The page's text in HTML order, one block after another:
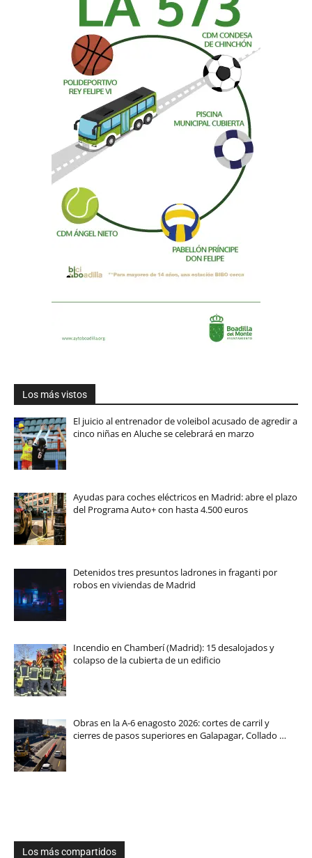
Los más vistos
El juicio al entrenador de voleibol acusado de agredir a
cinco niñas en Aluche se celebrará en marzo
Ayudas para coches eléctricos en Madrid: abre el plazo
del Programa Auto+ con hasta 4.500 euros
Detenidos tres presuntos ladrones in fraganti por
robos en viviendas de Madrid
Incendio en Chamberí (Madrid): 15 desalojados y
colapso de la cubierta de un edificio
Obras en la A-6 enagosto 2026: cortes de carril y
cierres de pasos superiores en Galapagar, Collado …
Los más compartidos